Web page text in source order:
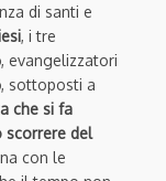
di santi e
, i tre
evangelizzatori
sottoposti a
che si fa
scorrere del
con le